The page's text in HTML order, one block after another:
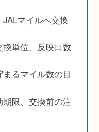
マイルへ交換
単位、反映日数
るマイル数の目
限、交換前の注